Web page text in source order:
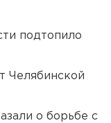
подтопило
Челябинской
о борьбе с